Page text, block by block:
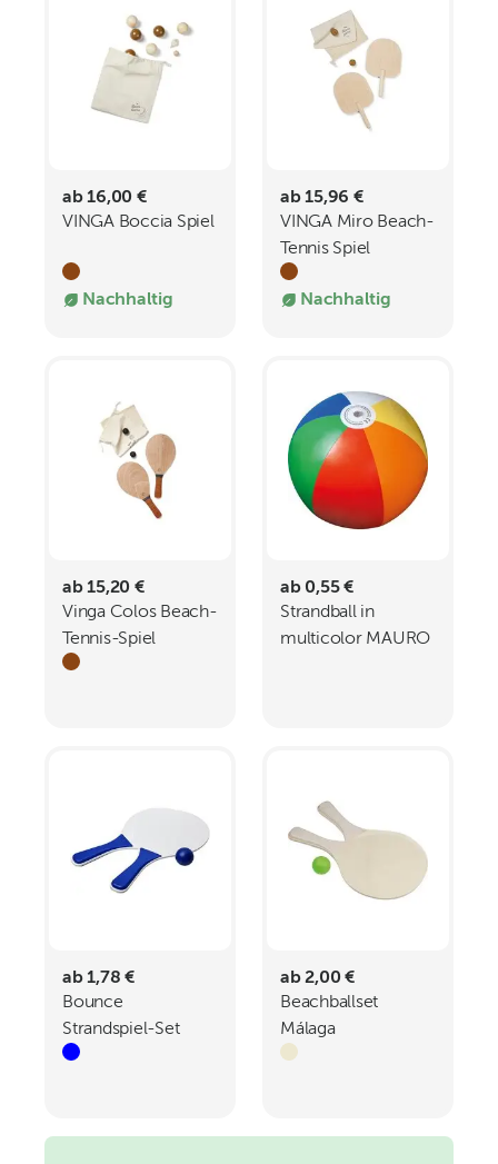
ab 16,00 €
VINGA Boccia Spiel
Nachhaltig
ab 15,96 €
VINGA Miro Beach-
Tennis Spiel
Nachhaltig
ab 15,20 €
Vinga Colos Beach-
Tennis-Spiel
ab 0,55 €
Strandball in
multicolor MAURO
ab 1,78 €
Bounce
Strandspiel-Set
ab 2,00 €
Beachballset
Málaga